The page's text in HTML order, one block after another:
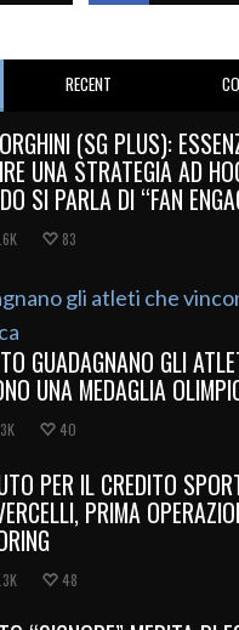
RECENT
(SG PLUS):
UNA STRATEGIA AD
SI PARLA DI “FAN
83
GUADAGNANO GLI
UNA MEDAGLIA
40
PER IL CREDITO
PRIMA
48